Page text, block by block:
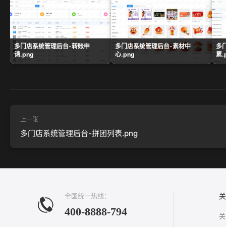
多门店系统管理后台-转账申
请.png
多门店系统管理后台-素材中
心.png
多
累
上一张
多门店系统管理后台-拼团列表.png
全国统一热线：
400-8888-794